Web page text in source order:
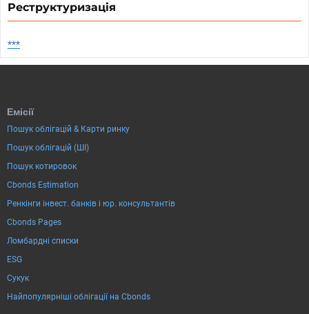
Реструктуризація
***
Емісії
Пошук облігацій & Карти ринку
Пошук облігацій (ШІ)
Пошук котировок
Cbonds Estimation
Ренкінги інвест. банків і юр. консультантів
Cbonds Pages
Ломбардні списки
ESG
Сукук
Найпопулярніші облігації на Cbonds